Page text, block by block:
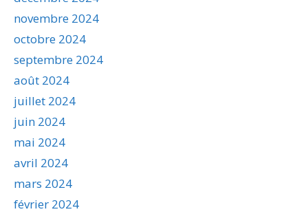
novembre 2024
octobre 2024
septembre 2024
août 2024
juillet 2024
juin 2024
mai 2024
avril 2024
mars 2024
février 2024